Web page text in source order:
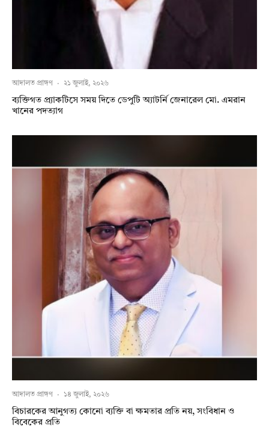
আদালত প্রাঙ্গণ · ২১ জুলাই, ২০২৬
ব্যক্তিগত প্র্যাকটিসে সময় দিতে ডেপুটি অ্যাটর্নি জেনারেল মো. এমরান
খানের পদত্যাগ
আদালত প্রাঙ্গণ · ১৪ জুলাই, ২০২৬
বিচারকের আনুগত্য কোনো ব্যক্তি বা ক্ষমতার প্রতি নয়, সংবিধান ও
বিবেকের প্রতি